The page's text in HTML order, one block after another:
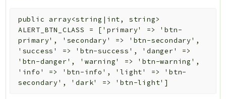
public
array<string|int, string>
ALERT_BTN_CLASS
=
['primary' => 'btn-
primary', 'secondary' => 'btn-secondary',
'success' => 'btn-success', 'danger' =>
'btn-danger', 'warning' => 'btn-warning',
'info' => 'btn-info', 'light' => 'btn-
secondary', 'dark' => 'btn-light']